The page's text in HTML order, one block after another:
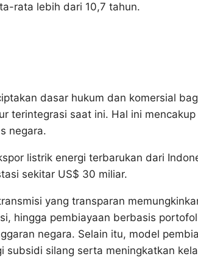
rata lebih dari 10,7 tahun.
dasar hukum dan komersial
terintegrasi saat ini. Hal ini
negara.
listrik energi terbarukan dari
sekitar US$ 30 miliar.
yang transparan
hingga pembiayaan berbasis
negara. Selain itu, model
silang serta meningkatkan